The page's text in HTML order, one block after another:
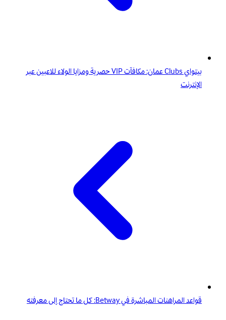
بيتواي Clubs عمان: مكافآت VIP حصرية ومزايا الولاء للاعبين عبر
الإنترنت
قواعد المراهنات المباشرة في Betway: كل ما تحتاج إلى معرفته